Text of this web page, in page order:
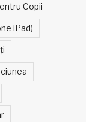
Copii
iPad)